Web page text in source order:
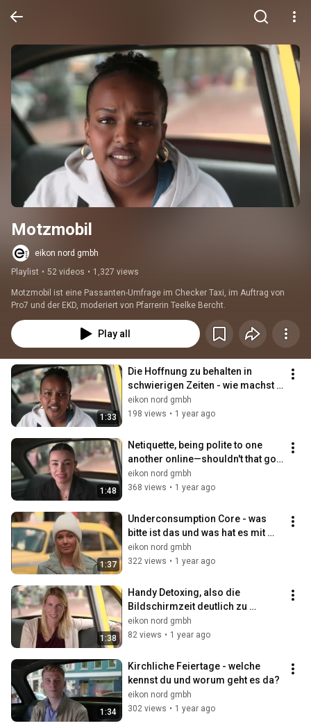
Motzmobil
eikon nord gmbh
Playlist • 52 videos • 1,327 views
Motzmobil ist eine Passanten-Umfrage im Checker Taxi, im Auftrag von
Pro7 und der EKD, moderiert von Pfarrerin Teelke Bercht.
Play all
1:33
Die Hoffnung zu behalten in
schwierigen Zeiten - wie machst
du das? Was hilft dir dabei?
eikon nord gmbh
198 views • 1 year ago
1:48
Netiquette, being polite to one
another online—shouldn't that go
without saying?
eikon nord gmbh
368 views • 1 year ago
1:37
Underconsumption Core - was
bitte ist das und was hat es mit
meinem Leben zu tun?
eikon nord gmbh
322 views • 1 year ago
1:38
Handy Detoxing, also die
Bildschirmzeit deutlich zu
verringern - eine Option oder
undenkbar?
eikon nord gmbh
82 views • 1 year ago
1:34
Kirchliche Feiertage - welche
kennst du und worum geht es da?
eikon nord gmbh
302 views • 1 year ago